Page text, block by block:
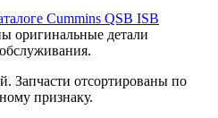
Cummins QSB ISB
оригинальные детали
Запчасти отсортированы по
признаку.